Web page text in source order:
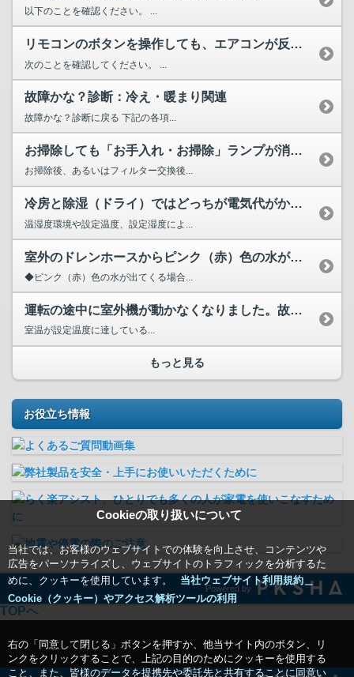
Cookieの取り扱いについて
当社では、お客様のウェブサイトでの体験を向上させ、コンテンツや
広告をパーソナライズし、ウェブサイトのトラフィックを分析するた
めに、クッキーを使用しています。
当社ウェブサイト利用規約＿
Cookie（クッキー）やアクセス解析ツールの利用
右の「同意して閉じる」ボタンを押すか、他当サイト内のボタン、リ
ンクをクリックすることで、上記の目的のためにクッキーを使用する
こと、また、皆様のデータを提携先や委託先と共有することに同意い
以下のことを確認ください。 ...
リモコンのボタンを操作しても、エアコンが反応しない
次のことを確認してください。 ...
故障かな？診断：冷え・暖まり関連
故障かな？診断に戻る 下記の各項...
お掃除しても「お手入れ・お掃除」ランプが消えない。または、...
お掃除後、あるいはフィルター交換後...
冷房と除湿（ドライ）ではどっちが電気代がかかるの？
温湿度環境や設定温度、設定湿度によ...
室外のドレンホースからピンク（赤）色の水が出てくるのですが
◆ピンク（赤）色の水が出てくる場合...
運転の途中に室外機が動かなくなりました。故障ですか？
室温が設定温度に達している...
もっと見る
お役立ち情報
Powered by
TOPへ